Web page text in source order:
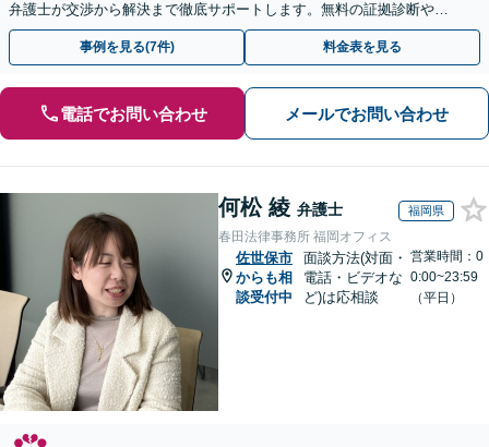
弁護士が交渉から解決まで徹底サポートします。無料の証拠診断や着
手金の返還保証もありますので安心してご相談ください。
事例を見る(7件) 料金表を見る
電話でお問い合わせ メールでお問い合わせ
何松 綾 弁護士 福岡県
春田法律事務所 福岡オフィス
佐世保市
からも相
談受付中
面談方法(対面・
電話・ビデオな
ど)は応相談
営業時間：0
0:00~23:59
（平日）